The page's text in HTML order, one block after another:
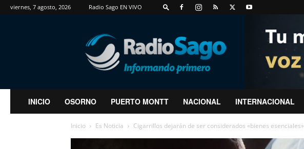
viernes, 7 agosto, 2026 Radio Sago EN VIVO
RadioSago
INICIO OSORNO PUERTO MONTT NACIONAL INTERNACIONAL
Inicio Es Noticia Cigarrillos dejarán de ser considerados «bienes esenciales»